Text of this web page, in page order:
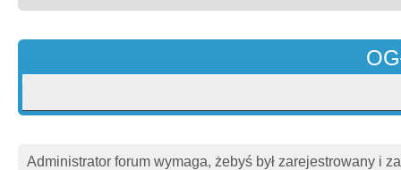
Administrator forum wymaga, żebyś był zarejestrowany i